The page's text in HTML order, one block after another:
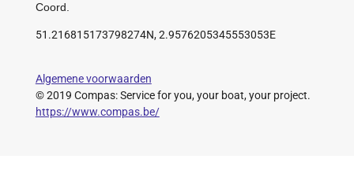
Coord.
51.216815173798274N, 2.9576205345553053E
Algemene voorwaarden
© 2019 Compas: Service for you, your boat, your project.
https://www.compas.be/